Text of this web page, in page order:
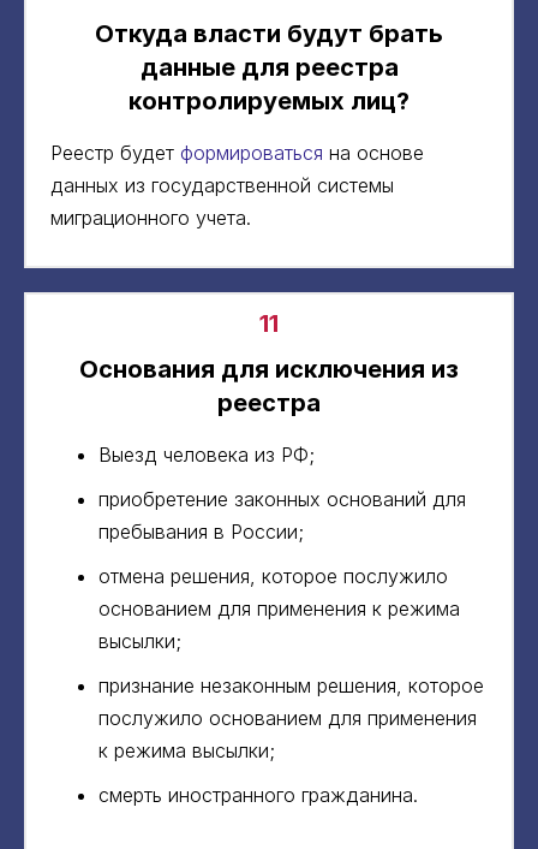
Откуда власти будут брать
данные для реестра
контролируемых лиц?
Реестр будет формироваться на основе
данных из государственной системы
миграционного учета.
11
Основания для исключения из
реестра
Выезд человека из РФ;
приобретение законных оснований для
пребывания в России;
отмена решения, которое послужило
основанием для применения к режима
высылки;
признание незаконным решения, которое
послужило основанием для применения
к режима высылки;
смерть иностранного гражданина.